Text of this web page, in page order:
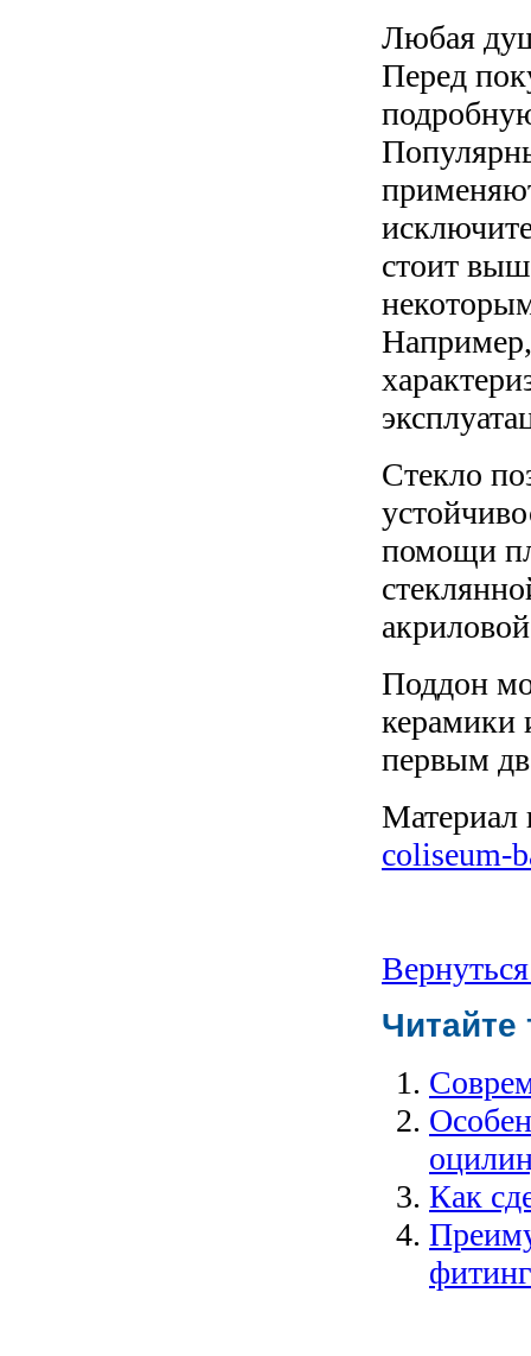
Любая
Перед
стоит
Например,
Стекло
помощи
Поддон
керамики
первым
Материал
coliseum-
Читайте
Как